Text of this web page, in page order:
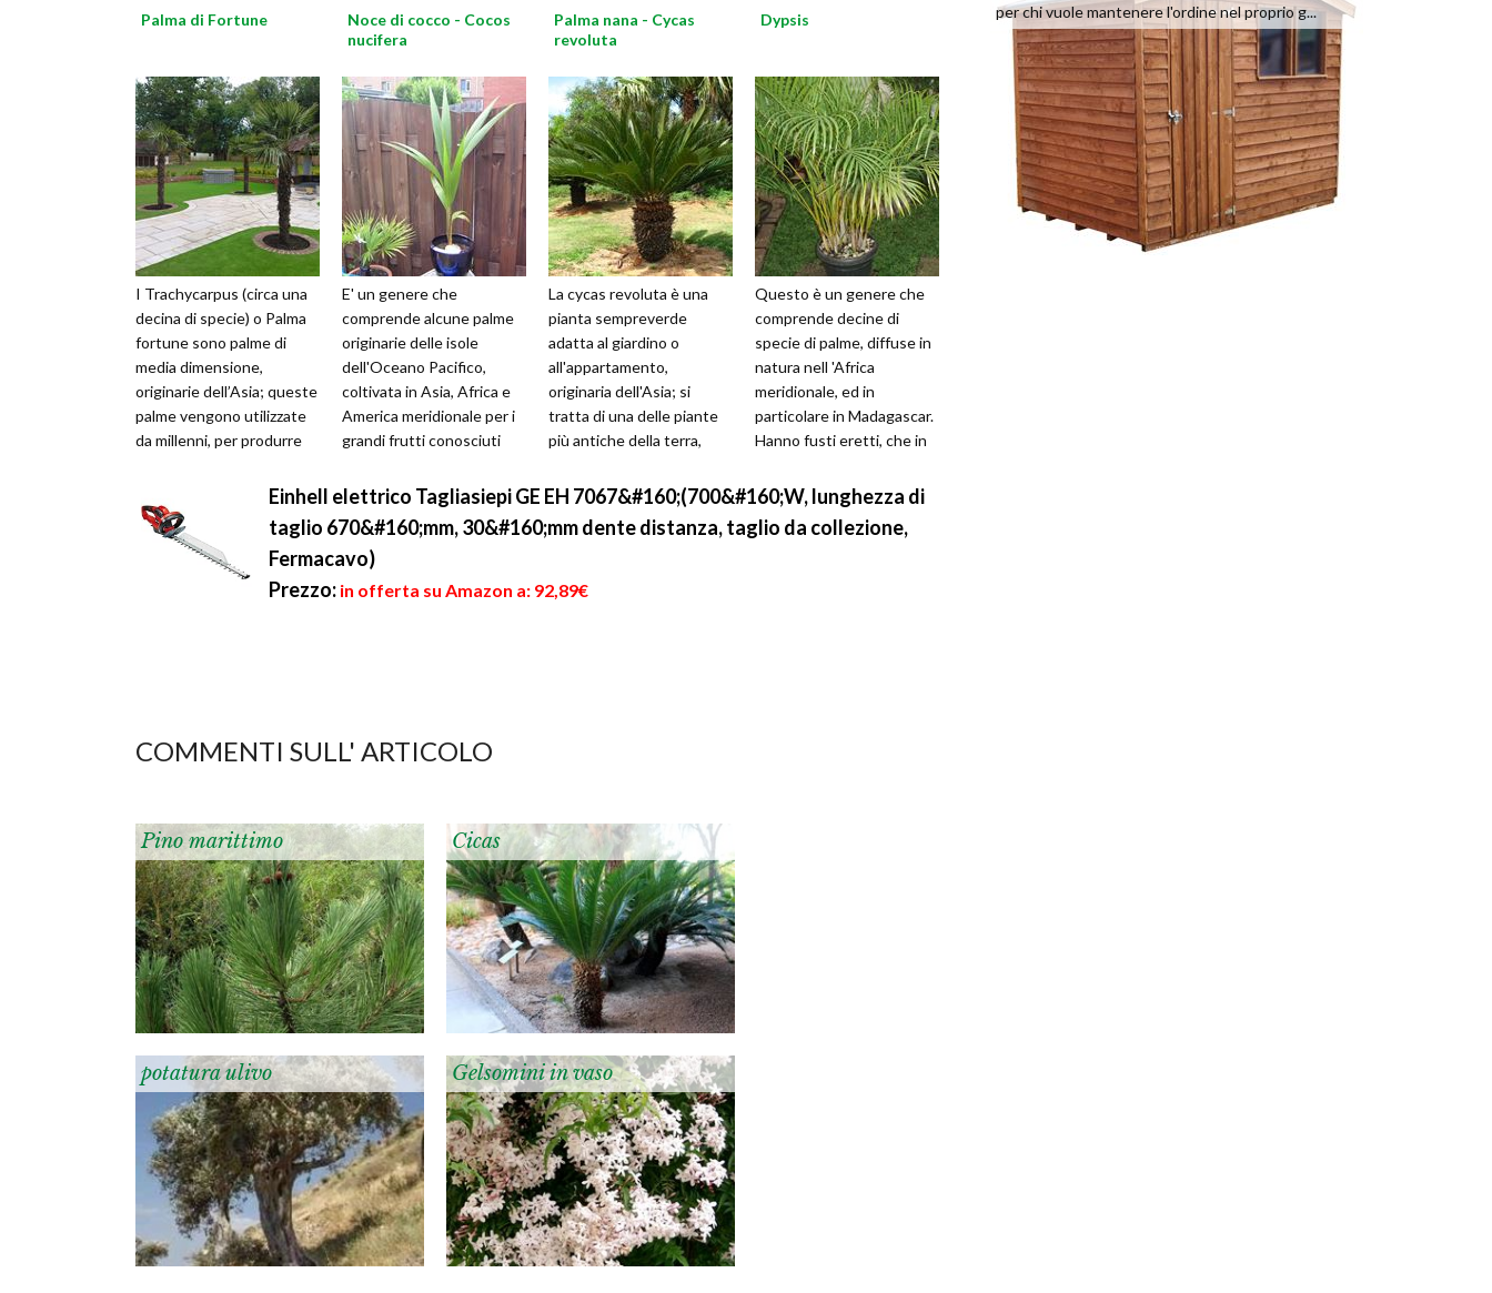
Palma di Fortune
I Trachycarpus (circa una
decina di specie) o Palma
fortune sono palme di
media dimensione,
originarie dell’Asia; queste
palme vengono utilizzate
da millenni, per produrre
Noce di cocco - Cocos
nucifera
E' un genere che
comprende alcune palme
originarie delle isole
dell'Oceano Pacifico,
coltivata in Asia, Africa e
America meridionale per i
grandi frutti conosciuti
pianta mo...
Palma nana - Cycas
revoluta
La cycas revoluta è una
pianta sempreverde
adatta al giardino o
all'appartamento,
originaria dell'Asia; si
tratta di una delle piante
più antiche della terra,
tutto il globo...
Dypsis
Questo è un genere che
comprende decine di
specie di palme, diffuse in
natura nell 'Africa
meridionale, ed in
particolare in Madagascar.
Hanno fusti eretti, che in
sottili bamb...
Einhell elettrico Tagliasiepi GE EH 7067&#160;(700&#160;W, lunghezza di
taglio 670&#160;mm, 30&#160;mm dente distanza, taglio da collezione,
Fermacavo)
Prezzo: in offerta su Amazon a: 92,89€
COMMENTI SULL' ARTICOLO
Pino marittimo Cicas
potatura ulivo Gelsomini in vaso
per chi vuole mantenere l'ordine nel proprio g...